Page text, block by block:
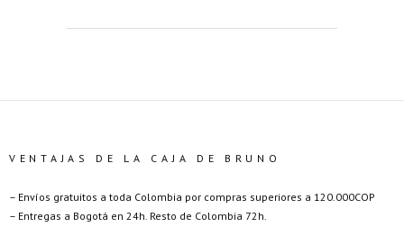
VENTAJAS DE LA CAJA DE BRUNO
– Envíos gratuitos a toda Colombia por compras superiores a 120.000COP
– Entregas a Bogotá en 24h. Resto de Colombia 72h.